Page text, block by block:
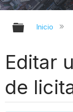
Inicio
Editar
de